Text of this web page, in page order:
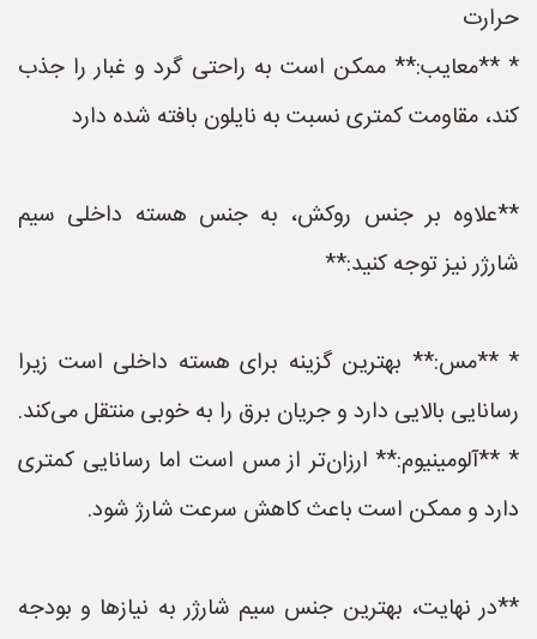
حرارت
* **معایب:** ممکن است به راحتی گرد و غبار را جذب
کند، مقاومت کمتری نسبت به نایلون بافته شده دارد
**علاوه بر جنس روکش، به جنس هسته داخلی سیم
شارژر نیز توجه کنید:**
* **مس:** بهترین گزینه برای هسته داخلی است زیرا
رسانایی بالایی دارد و جریان برق را به خوبی منتقل می‌کند.
* **آلومینیوم:** ارزان‌تر از مس است اما رسانایی کمتری
دارد و ممکن است باعث کاهش سرعت شارژ شود.
**در نهایت، بهترین جنس سیم شارژر به نیازها و بودجه